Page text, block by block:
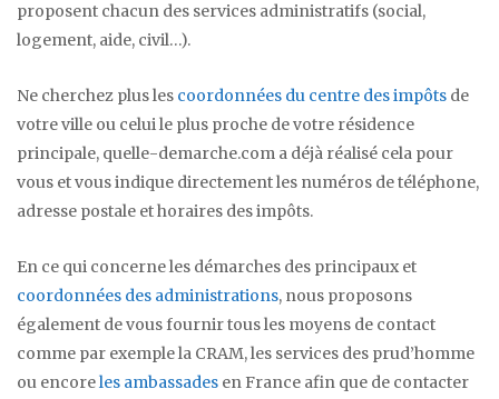
proposent chacun des services administratifs (social,
logement, aide, civil…).
Ne cherchez plus les coordonnées du centre des impôts de
votre ville ou celui le plus proche de votre résidence
principale, quelle-demarche.com a déjà réalisé cela pour
vous et vous indique directement les numéros de téléphone,
adresse postale et horaires des impôts.
En ce qui concerne les démarches des principaux et
coordonnées des administrations, nous proposons
également de vous fournir tous les moyens de contact
comme par exemple la CRAM, les services des prud’homme
ou encoreles ambassades en France afin que de contacter